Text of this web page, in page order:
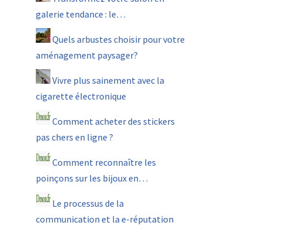
galerie tendance : le…
Quels arbustes choisir pour votre
aménagement paysager?
Vivre plus sainement avec la
cigarette électronique
Comment acheter des stickers
pas chers en ligne ?
Comment reconnaître les
poinçons sur les bijoux en…
Le processus de la
communication et la e-réputation